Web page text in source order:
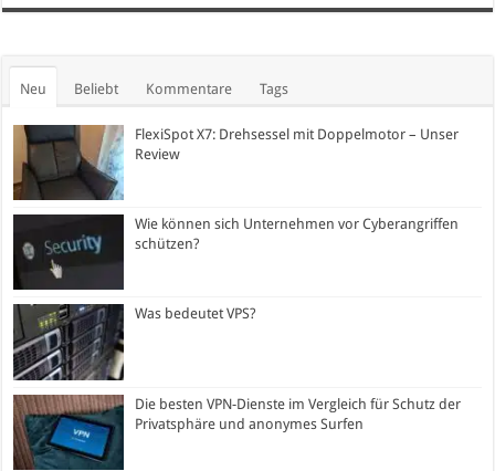
Neu Beliebt Kommentare Tags
FlexiSpot X7: Drehsessel mit Doppelmotor – Unser
Review
Wie können sich Unternehmen vor Cyberangriffen
schützen?
Was bedeutet VPS?
Die besten VPN-Dienste im Vergleich für Schutz der
Privatsphäre und anonymes Surfen